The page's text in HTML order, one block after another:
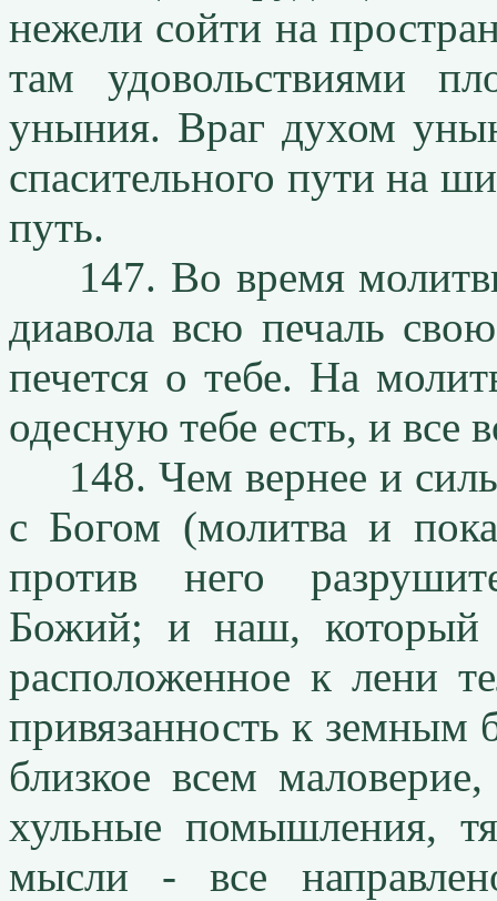
нежели сойти на
там удовольствиями
уныния. Враг духом
спасительного пути на
путь.
147. Во время
диавола всю печаль
печется о тебе. На
одесную тебе есть, и все
148. Чем вернее и
с Богом (молитва и
против него
Божий; и наш, который
расположенное к лени
привязанность к земным
близкое всем
хульные помышления,
мысли - все